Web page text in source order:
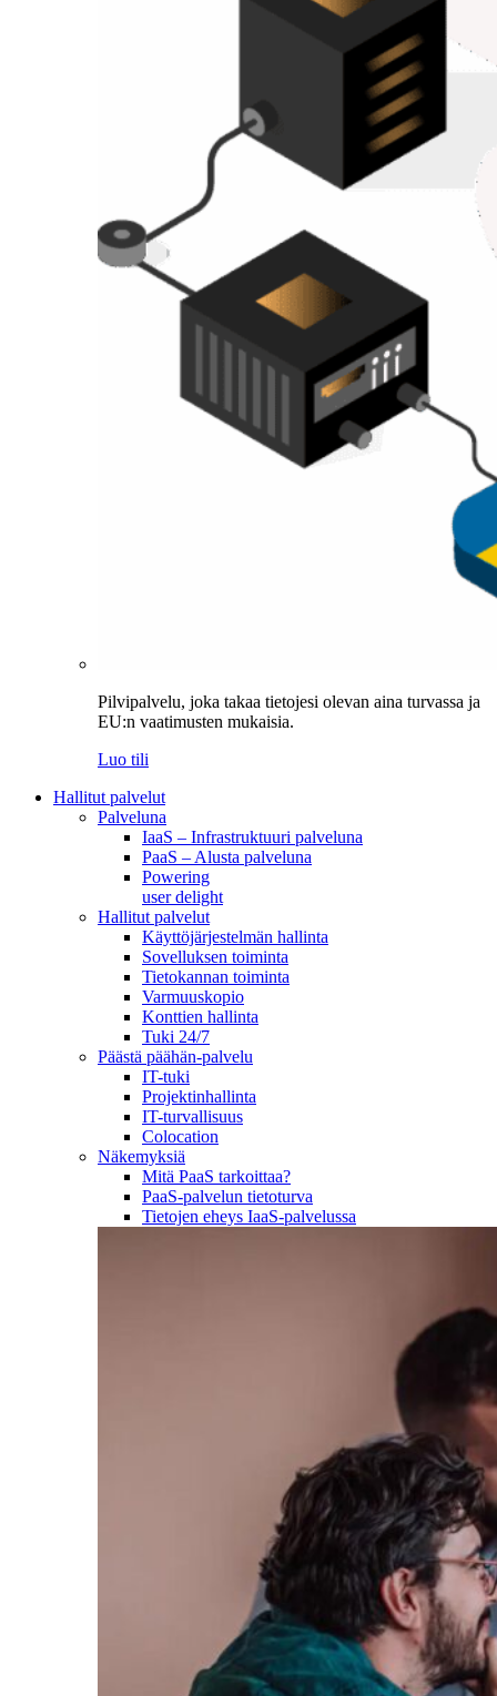
Pilvipalvelu, joka takaa tietojesi olevan aina turvassa ja
EU:n vaatimusten mukaisia.
Luo tili
Hallitut palvelut
Palveluna
IaaS – Infrastruktuuri palveluna
PaaS – Alusta palveluna
Powering
user delight
Hallitut palvelut
Käyttöjärjestelmän hallinta
Sovelluksen toiminta
Tietokannan toiminta
Varmuuskopio
Konttien hallinta
Tuki 24/7
Päästä päähän-palvelu
IT-tuki
Projektinhallinta
IT-turvallisuus
Colocation
Näkemyksiä
Mitä PaaS tarkoittaa?
PaaS-palvelun tietoturva
Tietojen eheys IaaS-palvelussa